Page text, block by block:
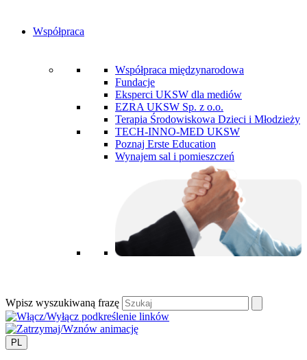
Współpraca
Współpraca międzynarodowa
Fundacje
Eksperci UKSW dla mediów
EZRA UKSW Sp. z o.o.
Terapia Środowiskowa Dzieci i Młodzieży
TECH-INNO-MED UKSW
Poznaj Erste Education
Wynajem sal i pomieszczeń
Wpisz wyszukiwaną frazę
PL